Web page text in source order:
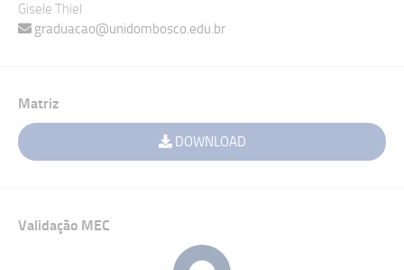
Gisele Thiel
graduacao@unidombosco.edu.br
Matriz
DOWNLOAD
Validação MEC